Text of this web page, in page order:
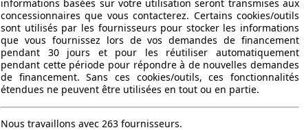
informations basées sur votre utilisation seront transmises aux
concessionnaires que vous contacterez. Certains cookies/outils
sont utilisés par les fournisseurs pour stocker les informations
que vous fournissez lors de vos demandes de financement
pendant 30 jours et pour les réutiliser automatiquement
pendant cette période pour répondre à de nouvelles demandes
de financement. Sans ces cookies/outils, ces fonctionnalités
étendues ne peuvent être utilisées en tout ou en partie.
Nous travaillons avec 263 fournisseurs.